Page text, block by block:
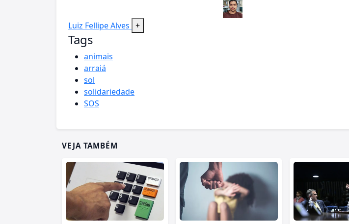
Luiz Fellipe Alves +
Tags
animais
arraiá
sol
solidariedade
SOS
VEJA TAMBÉM